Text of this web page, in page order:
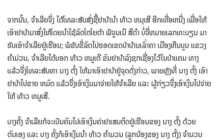
ຈາກນັ້ນ, ຈໍາເລີຍຈຶ່ງ ໄດ້ໂທລະສັບສັ່ງຊື້ຢາບ້ານໍາ ທ້າວ ຫມຸເສີ ອີກເທື່ອຫນຶ່ງ ເພື່ອໃຫ້
ເອົາຢາບ້າມາສົ່ງໃຫ້ໂດຍນໍາໃຊ້ລົດໂຕໂຍຕ້າ ຟໍຈູນເນີ ສີດໍາ ບໍ່ຈື່ຫມາຍເລກທະບຽນ ມາ
ຮັບເອົາຈໍາເລີຍຢູ່ເຮືອນ; ພໍຂັບຂີ່ລົດໄປຮອດເຂດປ່າບ້ານເລົ່າຄາ ເມືອງຫີນບູນ ແຂວງ
ຄໍາມ່ວນ, ຈໍາເລີຍໄດ້ບອກ ທ້າວ ຫມູເຕີ ຂົນຢາບ້າລົງຊກເຊື່ອງໄວ້ໃນປ່າແຄມ ທາງ
ແລ້ວຈຶ່ງໂທລະສັບຫາ ນາງ ຕັ້ງ ໃຫ້ມາເອົາຢາບ້າຢູ່ຈຸດດັ່ງກ່າວ, ພາຍຫຼັງທີ່ ນາງ ຕັ້ງ ເອົາ
ຢາບ້າໄປຂາຍ ຫມົດ ແລ້ວຈຶ່ງເອົາເງິນມາຈ່າຍໃຫ້ຈໍາເລີຍ ແລະ ຜູ້ກ່ຽວຈຶ່ງເອົາເງິນໄປຈ່າຍ
ໃຫ້ ທ້າວ ຫມູເສີ.
ບາງຄັ້ງ ຈໍາເລີຍກໍຈະເປັນຄົນໄປເອົາເງິນຄ່າຢາເສບຕິດຢູ່ເຮືອນຂອງ ນາງ ຕັ້ງ ດ້ວຍ
ຕົນເອງ ແລະ ບາງ ຄັ້ງກໍເອົາເງິນນໍາ ທ້າວ ຄໍາມວນ (ລູກນ້ອງຂອງ ນາງ ຕັ້ງ) ຈໍານວນ